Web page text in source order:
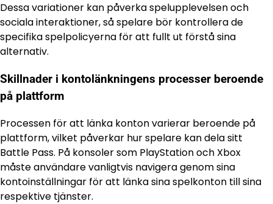
Dessa variationer kan påverka spelupplevelsen och
sociala interaktioner, så spelare bör kontrollera de
specifika spelpolicyerna för att fullt ut förstå sina
alternativ.
Skillnader i kontolänkningens processer beroende
på plattform
Processen för att länka konton varierar beroende på
plattform, vilket påverkar hur spelare kan dela sitt
Battle Pass. På konsoler som PlayStation och Xbox
måste användare vanligtvis navigera genom sina
kontoinställningar för att länka sina spelkonton till sina
respektive tjänster.